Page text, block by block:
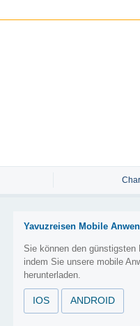
Yavuzreisen Mobile
Sie können den günstigsten
indem Sie unsere mobile
herunterladen.
IOS ANDROID